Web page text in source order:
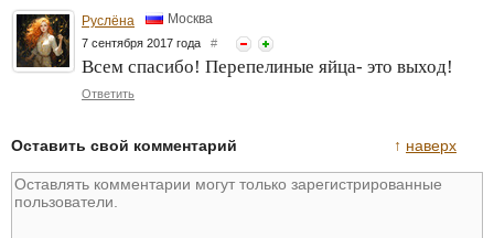
Руслёна Москва
7 сентября 2017 года #
Всем спасибо! Перепелиные яйца- это выход!
Ответить
↑ наверх
Оставить свой комментарий